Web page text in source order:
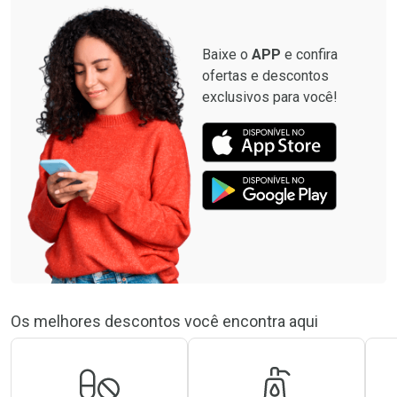
Baixe o APP e confira
ofertas e descontos
exclusivos para você!
Os melhores descontos você encontra aqui